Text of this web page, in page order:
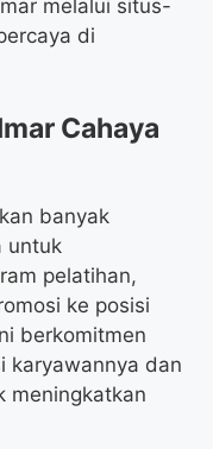
melalui situs-
di
Cahaya
banyak
untuk
pelatihan,
ke posisi
berkomitmen
karyawannya dan
meningkatkan